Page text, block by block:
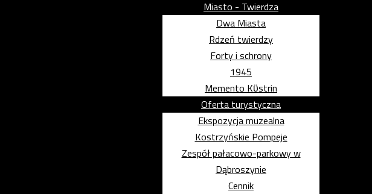
Miasto - Twierdza
Dwa Miasta
Rdzeń twierdzy
Forty i schrony
1945
Memento Kϋstrin
Oferta turystyczna
Ekspozycja muzealna
Kostrzyńskie Pompeje
Zespół pałacowo-parkowy w
Dąbroszynie
Cennik